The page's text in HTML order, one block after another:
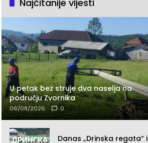
Najčitanije vijesti
U petak bez struje dva naselja na
području Zvornika
06/08/2026 0
Danas „Drinska regata“ i